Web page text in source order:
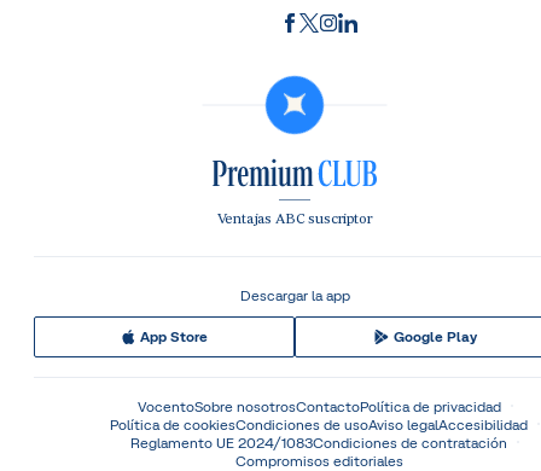
Ventajas ABC suscriptor
Descargar la app
App Store Google Play
VocentoSobre nosotrosContactoPolítica de privacidad
Política de cookiesCondiciones de usoAviso legalAccesibilidad
Reglamento UE 2024/1083Condiciones de contratación
Compromisos editoriales